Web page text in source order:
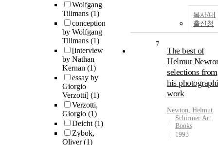
Wolfgang
Tillmans (1)
conception
by Wolfgang
Tillmans (1)
[interview
by Nathan
Kernan (1)
essay by
Giorgio
Verzotti] (1)
Verzotti,
Giorgio (1)
Deicht(1)
Zybok,
Oliver(1)
복사/대
출신청
7
The best of
Helmut
selections from
his
work
Newton, Helmut
Schirmer Art
Books
1993